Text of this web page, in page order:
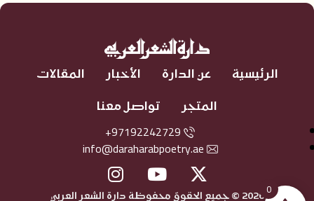
الرئيسية عن الدارة الأخبار المقالات
المتجر تواصل معنا
97192242729+
info@daraharabpoetry.ae
2026 © جميع الحقوق محفوظة دارة الشعر العربي 0